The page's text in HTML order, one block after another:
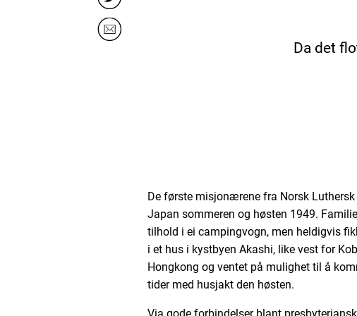
Da det
De første misjonærene fra Norsk
Japan sommeren og høsten 1949.
tilhold i ei campingvogn, men heldigvis
i et hus i kystbyen Akashi, like vest for
Hongkong og ventet på mulighet til å
tider med husjakt den høsten.